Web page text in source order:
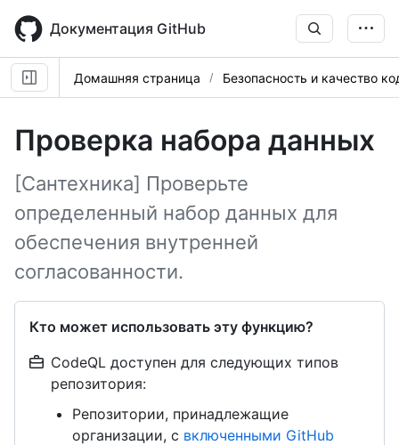
main
content
Документация GitHub
Домашняя страница Безопасность и качество
Проверка набора данных
[Сантехника] Проверьте
определенный набор данных для
обеспечения внутренней
согласованности.
Кто может использовать эту функцию?
CodeQL доступен для следующих типов
репозитория:
Репозитории, принадлежащие
организации, с включенными GitHub